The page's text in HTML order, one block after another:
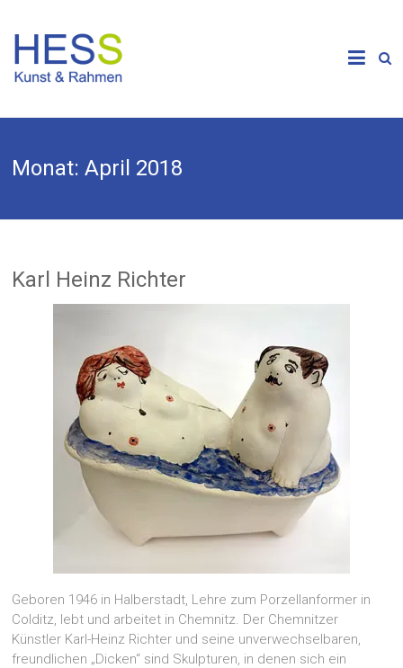
content
Monat:April 2018
Karl Heinz Richter
Geboren 1946 in Halberstadt, Lehre zum Porzellanformer in
Colditz, lebt und arbeitet in Chemnitz. Der Chemnitzer
Künstler Karl-Heinz Richter und seine unverwechselbaren,
freundlichen „Dicken“ sind Skulpturen, in denen sich ein